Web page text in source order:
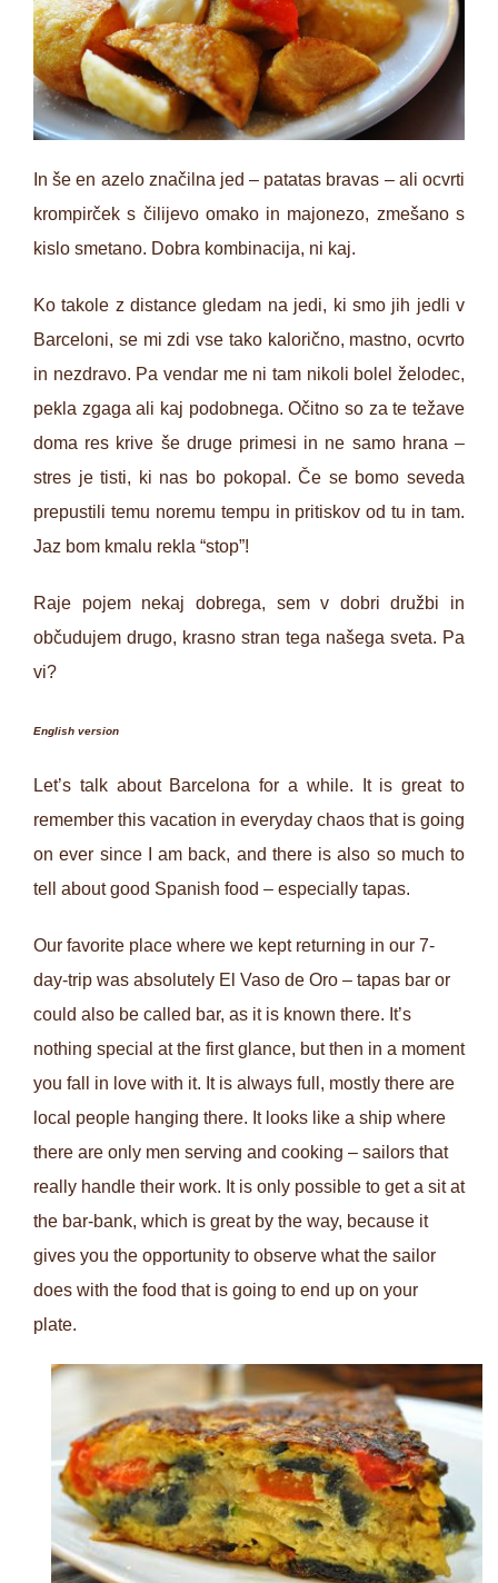
In še en azelo značilna jed – patatas bravas – ali ocvrti
krompirček s čilijevo omako in majonezo, zmešano s
kislo smetano. Dobra kombinacija, ni kaj.
Ko takole z distance gledam na jedi, ki smo jih jedli v
Barceloni, se mi zdi vse tako kalorično, mastno, ocvrto
in nezdravo. Pa vendar me ni tam nikoli bolel želodec,
pekla zgaga ali kaj podobnega. Očitno so za te težave
doma res krive še druge primesi in ne samo hrana –
stres je tisti, ki nas bo pokopal. Če se bomo seveda
prepustili temu noremu tempu in pritiskov od tu in tam.
Jaz bom kmalu rekla “stop”!
Raje pojem nekaj dobrega, sem v dobri družbi in
občudujem drugo, krasno stran tega našega sveta. Pa
vi?
English version
Let’s talk about Barcelona for a while. It is great to
remember this vacation in everyday chaos that is going
on ever since I am back, and there is also so much to
tell about good Spanish food – especially tapas.
Our favorite place where we kept returning in our 7-
day-trip was absolutely El Vaso de Oro – tapas bar or
could also be called bar, as it is known there. It’s
nothing special at the first glance, but then in a moment
you fall in love with it. It is always full, mostly there are
local people hanging there. It looks like a ship where
there are only men serving and cooking – sailors that
really handle their work. It is only possible to get a sit at
the bar-bank, which is great by the way, because it
gives you the opportunity to observe what the sailor
does with the food that is going to end up on your
plate.